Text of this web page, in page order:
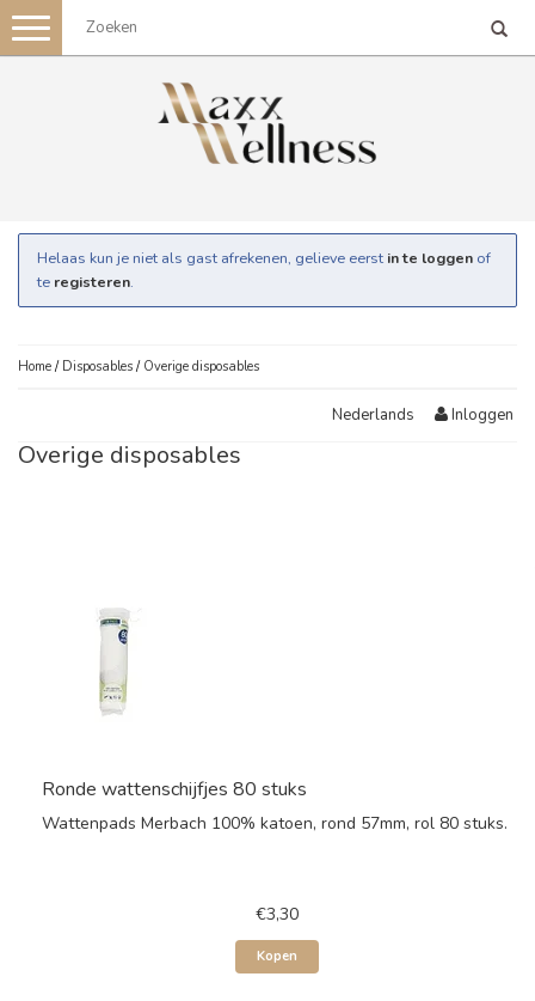
Toggle
navigation
Helaas kun je niet als gast afrekenen, gelieve eerst in te loggen of
te registeren.
Home / Disposables / Overige disposables
Nederlands Inloggen
Overige disposables
Ronde wattenschijfjes 80 stuks
Wattenpads Merbach 100% katoen, rond 57mm, rol 80 stuks.
€3,30
Kopen